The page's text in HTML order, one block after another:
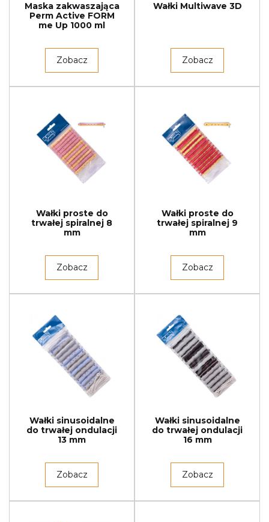
Maska zakwaszająca
Perm Active FORM
me Up 1000 ml
Zobacz
Wałki Multiwave 3D
Zobacz
Wałki proste do
trwałej spiralnej 8
mm
Zobacz
Wałki proste do
trwałej spiralnej 9
mm
Zobacz
Wałki sinusoidalne
do trwałej ondulacji
13 mm
Zobacz
Wałki sinusoidalne
do trwałej ondulacji
16 mm
Zobacz